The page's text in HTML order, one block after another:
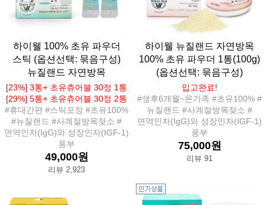
하이웰 100% 초유 파우더
스틱 (옵션선택: 묶음구성)
뉴질랜드 자연방목
[23%] 3통+ 초유츄어블 30정 1통
[29%] 5통+ 초유츄어블 30정 2통
#휴대간편 #스틱포장 #초유100%
#뉴질랜드 #사계절방목젖소 #
면역인자(IgG)와 성장인자(IGF-1)
풍부
49,000원
리뷰 2,923
하이웰 뉴질랜드 자연방목
100% 초유 파우더 1통(100g)
(옵션선택: 묶음구성)
입고완료!
#생후6개월~온가족 #초유100% #
뉴질랜드 #사계절방목젖소 #
면역인자(IgG)와 성장인자(IGF-1)
풍부
75,000원
리뷰 91